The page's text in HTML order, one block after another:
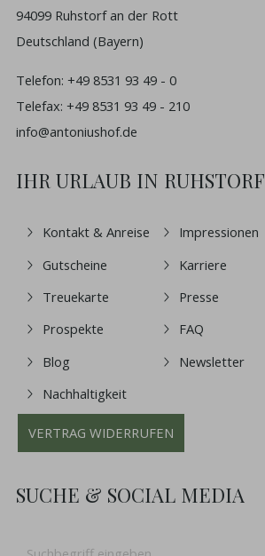
94099 Ruhstorf an der Rott
Deutschland (Bayern)
Telefon:+49 8531 93 49 - 0
Telefax: +49 8531 93 49 - 210
info@antoniushof.de
IHR URLAUB IN RUHSTORF
Kontakt & Anreise
Gutscheine
Treuekarte
Prospekte
Blog
Nachhaltigkeit
Impressionen
Karriere
Presse
FAQ
Newsletter
VERTRAG WIDERRUFEN
SUCHE & SOCIAL MEDIA
Suchbegriff